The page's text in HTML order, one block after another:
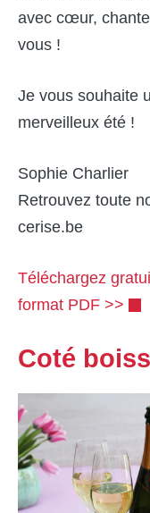
avec cœur,
vous !
Je vous souhaite
merveilleux été !
Sophie Charlier
Retrouvez toute
cerise.be
Téléchargez
format PDF >>
Coté